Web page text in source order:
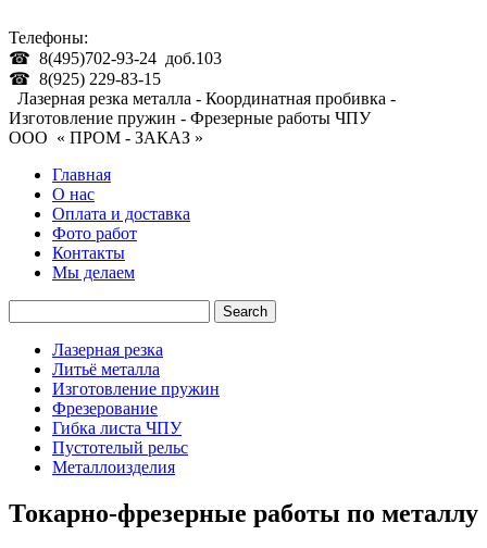
Телефоны:
☎ 8(495)702-93-24 доб.103
☎ 8(925) 229-83-15
Лазерная резка металла - Координатная пробивка -
Изготовление пружин - Фрезерные работы ЧПУ
ООО « ПРОМ - ЗАКАЗ »
Главная
О нас
Оплата и доставка
Фото работ
Контакты
Мы делаем
Лазерная резка
Литьё металла
Изготовление пружин
Фрезерование
Гибка листа ЧПУ
Пустотелый рельс
Металлоизделия
Токарно-фрезерные работы по металлу